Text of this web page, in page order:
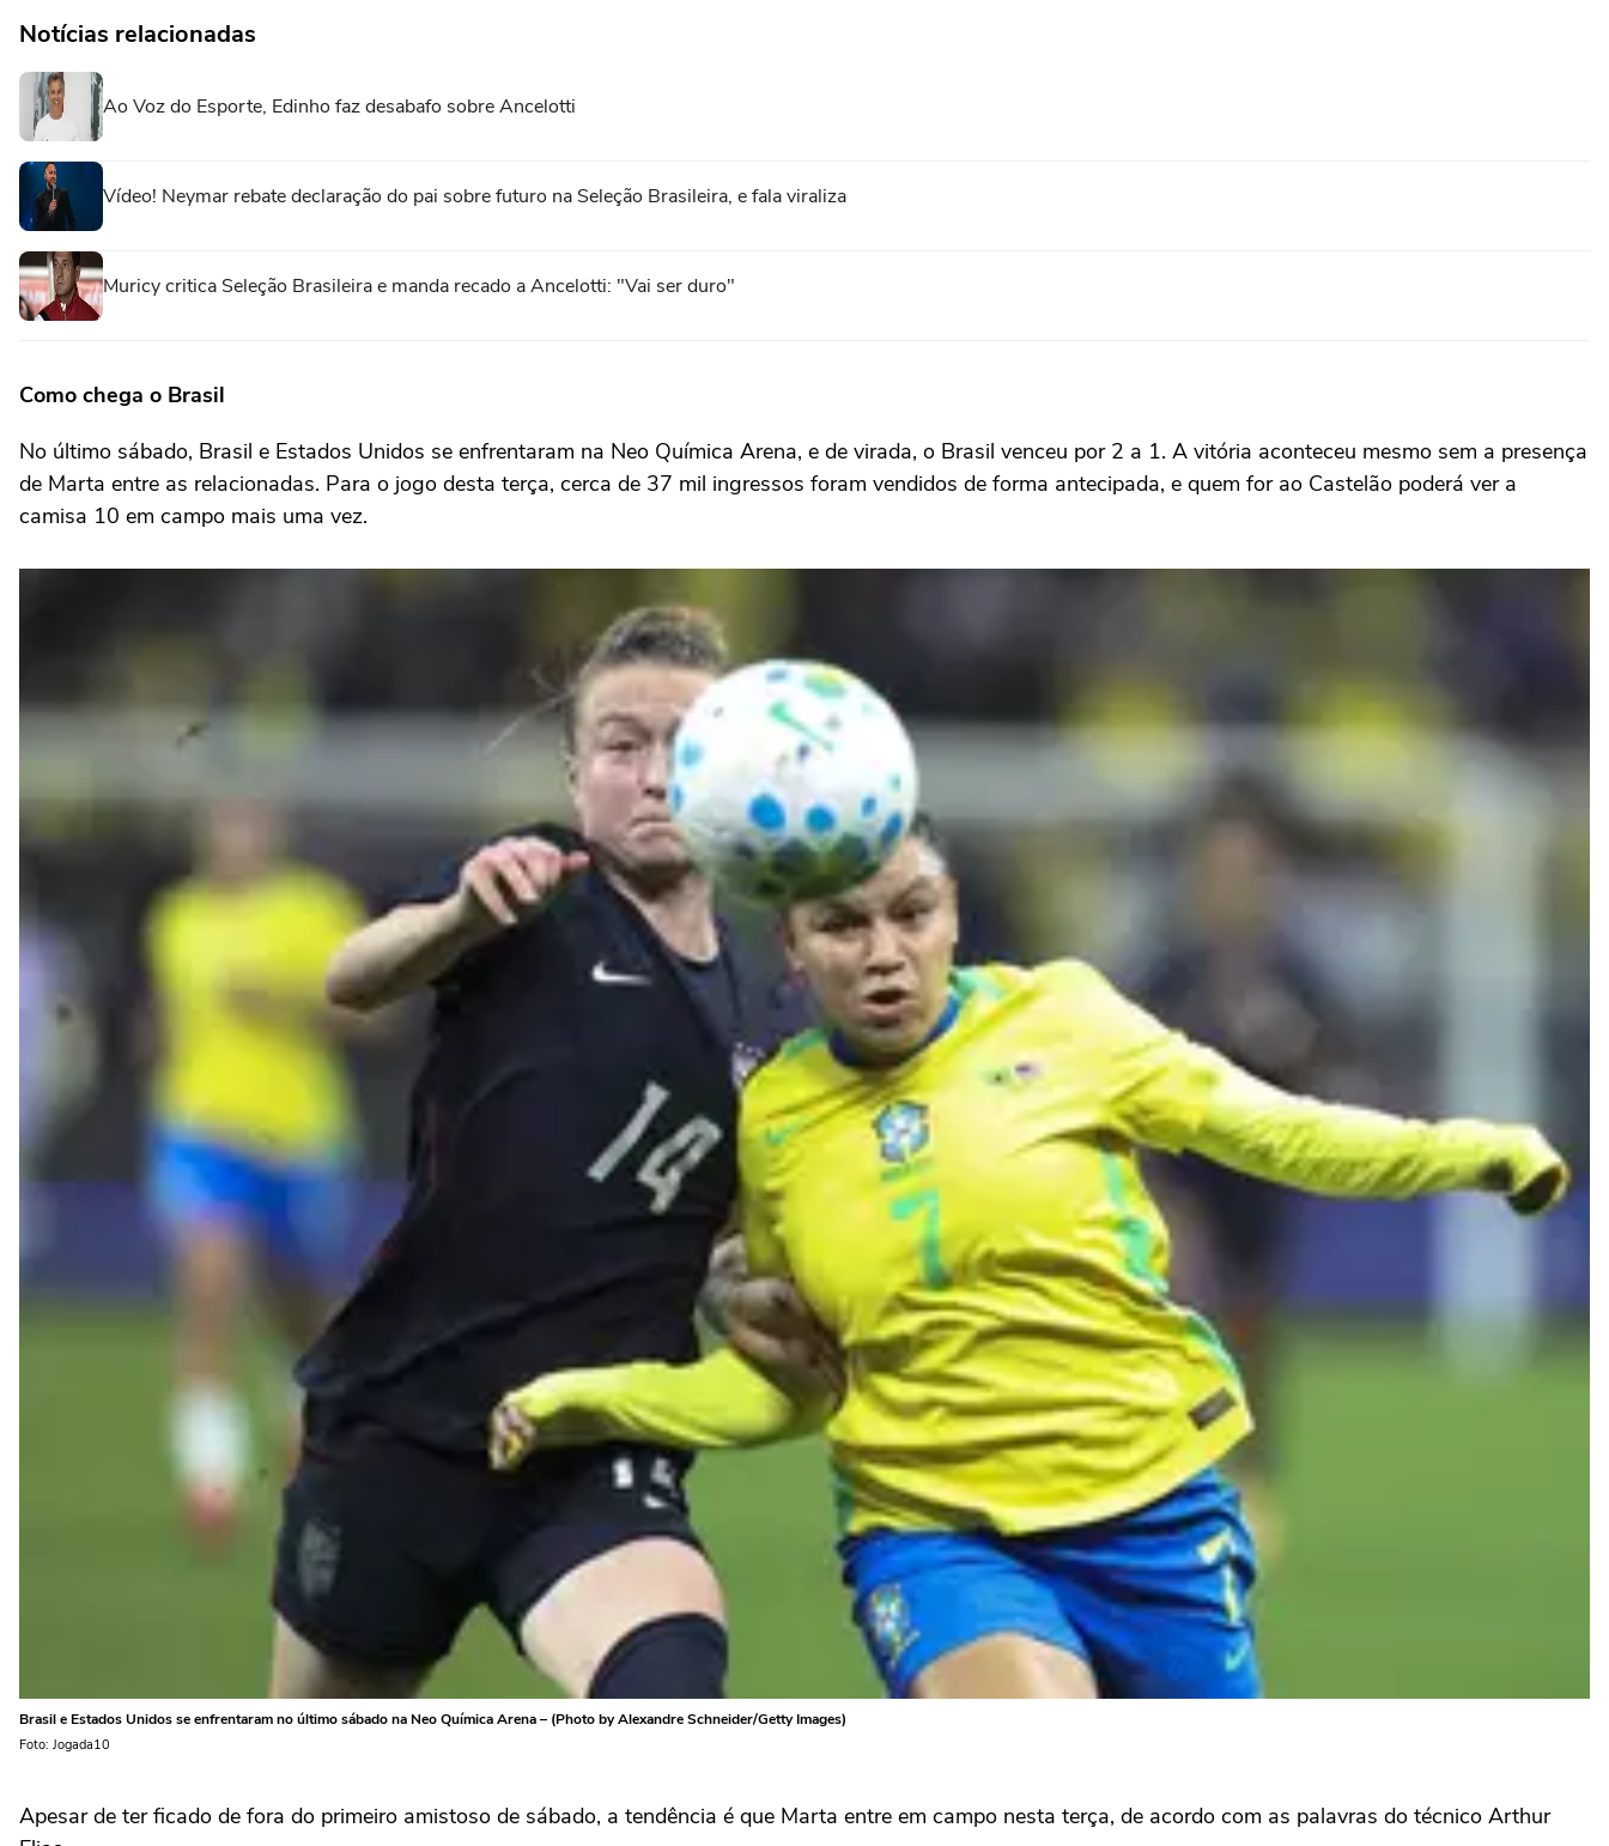
Notícias relacionadas
Ao Voz do Esporte, Edinho faz desabafo sobre Ancelotti
Vídeo! Neymar rebate declaração do pai sobre futuro na Seleção Brasileira, e fala viraliza
Muricy critica Seleção Brasileira e manda recado a Ancelotti: "Vai ser duro"
Como chega o Brasil
No último sábado, Brasil e Estados Unidos se enfrentaram na Neo Química Arena, e de virada, o Brasil venceu por 2 a 1. A vitória aconteceu mesmo sem a presença
de Marta entre as relacionadas. Para o jogo desta terça, cerca de 37 mil ingressos foram vendidos de forma antecipada, e quem for ao Castelão poderá ver a
camisa 10 em campo mais uma vez.
Brasil e Estados Unidos se enfrentaram no último sábado na Neo Química Arena – (Photo by Alexandre Schneider/Getty Images)
Foto: Jogada10
Apesar de ter ficado de fora do primeiro amistoso de sábado, a tendência é que Marta entre em campo nesta terça, de acordo com as palavras do técnico Arthur